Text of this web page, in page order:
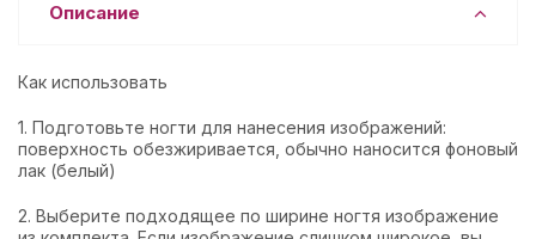
Описание
Как использовать
1. Подготовьте ногти для нанесения изображений:
поверхность обезжиривается, обычно наносится фоновый
лак (белый)
2. Выберите подходящее по ширине ногтя изображение